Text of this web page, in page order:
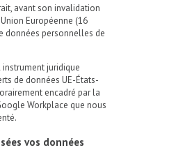
avant son invalidation
Européenne (16
données personnelles de
instrument juridique
de données UE-États-
encadré par la
Workplace que nous
vos données